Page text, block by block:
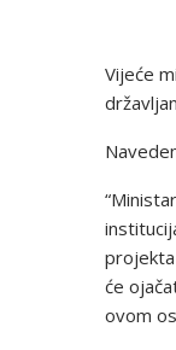
Vijeće
projekta
će
ovom